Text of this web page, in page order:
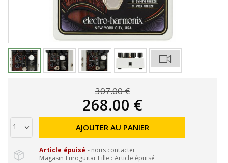
307.00 €
268.00 €
AJOUTER AU PANIER
Article épuisé - nous contacter
Magasin Euroguitar Lille : Article épuisé